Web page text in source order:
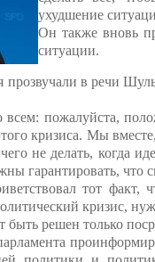
ухудшение
Он также вновь
ситуации.
в речи
пожалуйста,
кризиса. Мы
не делать, когда
гарантировать, что
тот факт,
кризис,
решен только